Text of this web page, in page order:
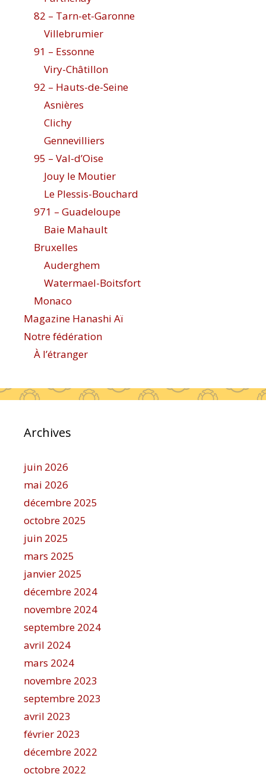
82 – Tarn-et-Garonne
Villebrumier
91 – Essonne
Viry-Châtillon
92 – Hauts-de-Seine
Asnières
Clichy
Gennevilliers
95 – Val-d’Oise
Jouy le Moutier
Le Plessis-Bouchard
971 – Guadeloupe
Baie Mahault
Bruxelles
Auderghem
Watermael-Boitsfort
Monaco
Magazine Hanashi Aï
Notre fédération
À l’étranger
Archives
juin 2026
mai 2026
décembre 2025
octobre 2025
juin 2025
mars 2025
janvier 2025
décembre 2024
novembre 2024
septembre 2024
avril 2024
mars 2024
novembre 2023
septembre 2023
avril 2023
février 2023
décembre 2022
octobre 2022